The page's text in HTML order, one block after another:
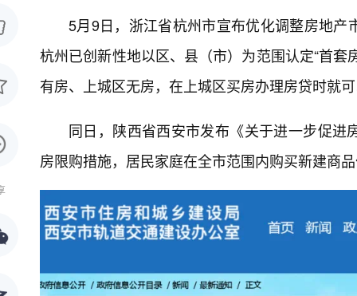
5月9日，浙江省杭州市宣布优化调整房地
杭州已创新性地以区、县（市）为范围认定“首
有房、上城区无房，在上城区买房办理房贷时就
同日，陕西省西安市发布《关于进一步促
房限购措施，居民家庭在全市范围内购买新建商